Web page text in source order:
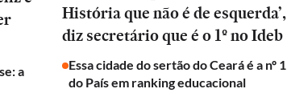
a
História que não é de esquerda’,
diz secretário que é o 1º no Ideb
Essa cidade do sertão do Ceará é a nº 1
do País em ranking educacional